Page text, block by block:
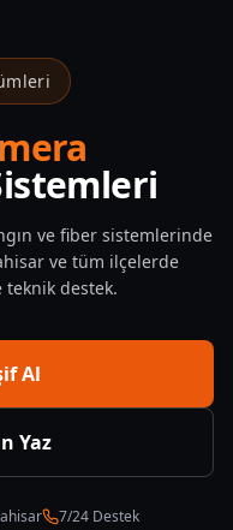
ve fiber sistemlerinde
ve tüm ilçelerde
destek.
Al
Yaz
7/24 Destek